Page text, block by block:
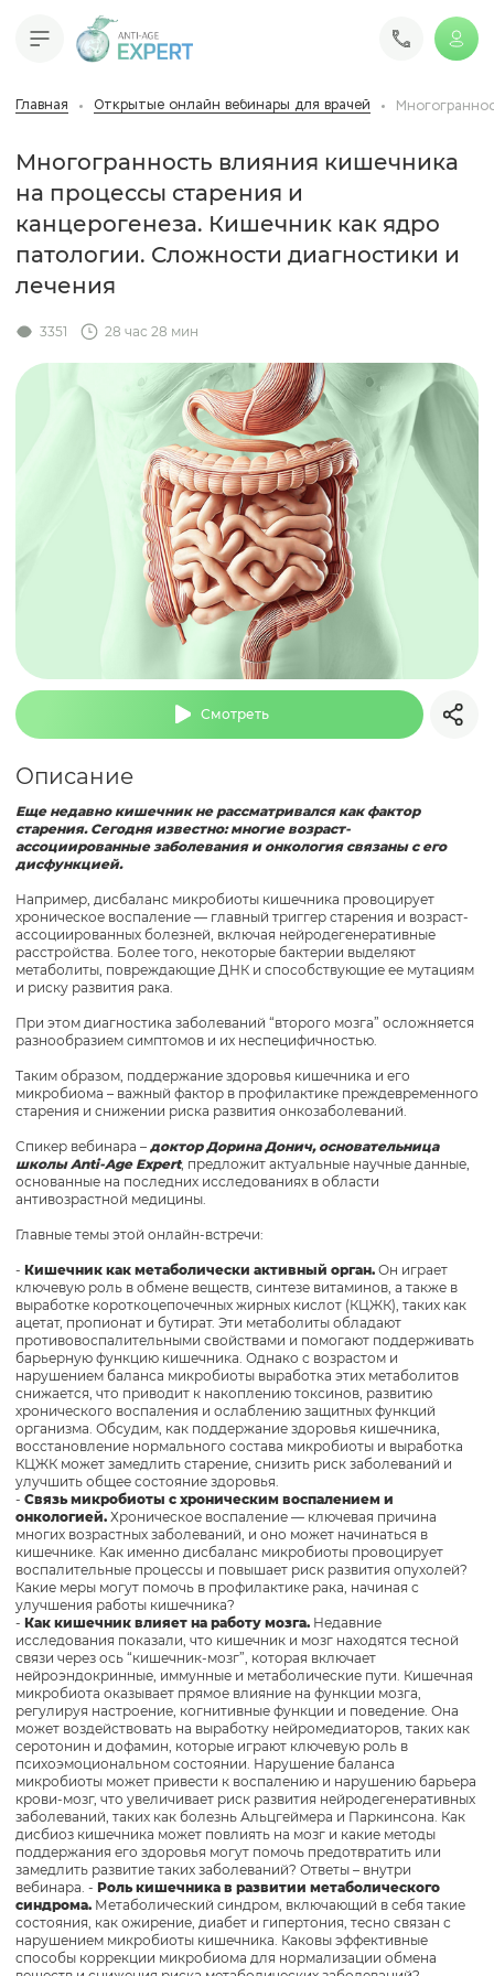
Главная Открытые онлайн вебинары для врачей
Многогранность влияния кишечника
на процессы старения и
канцерогенеза. Кишечник как ядро
патологии. Сложности диагностики и
лечения
3351 28 час 28 мин
Смотреть
Описание
Еще недавно кишечник не рассматривался как фактор
старения. Сегодня известно: многие возраст-
ассоциированные заболевания и онкология связаны с его
дисфункцией.
Например, дисбаланс микробиоты кишечника провоцирует
хроническое воспаление — главный триггер старения и возраст-
ассоциированных болезней, включая нейродегенеративные
расстройства. Более того, некоторые бактерии выделяют
метаболиты, повреждающие ДНК и способствующие ее мутациям
и риску развития рака.
При этом диагностика заболеваний “второго мозга” осложняется
разнообразием симптомов и их неспецифичностью.
Таким образом, поддержание здоровья кишечника и его
микробиома – важный фактор в профилактике преждевременного
старения и снижении риска развития онкозаболеваний.
Спикер вебинара – доктор Дорина Донич, основательница
школы Anti-Age Expert, предложит актуальные научные данные,
основанные на последних исследованиях в области
антивозрастной медицины.
Главные темы этой онлайн-встречи:
- Кишечник как метаболически активный орган. Он играет
ключевую роль в обмене веществ, синтезе витаминов, а также в
выработке короткоцепочечных жирных кислот (КЦЖК), таких как
ацетат, пропионат и бутират. Эти метаболиты обладают
противовоспалительными свойствами и помогают поддерживать
барьерную функцию кишечника. Однако с возрастом и
нарушением баланса микробиоты выработка этих метаболитов
снижается, что приводит к накоплению токсинов, развитию
хронического воспаления и ослаблению защитных функций
организма. Обсудим, как поддержание здоровья кишечника,
восстановление нормального состава микробиоты и выработка
КЦЖК может замедлить старение, снизить риск заболеваний и
улучшить общее состояние здоровья.
- Связь микробиоты с хроническим воспалением и
онкологией. Хроническое воспаление — ключевая причина
многих возрастных заболеваний, и оно может начинаться в
кишечнике. Как именно дисбаланс микробиоты провоцирует
воспалительные процессы и повышает риск развития опухолей?
Какие меры могут помочь в профилактике рака, начиная с
улучшения работы кишечника?
- Как кишечник влияет на работу мозга. Недавние
исследования показали, что кишечник и мозг находятся тесной
связи через ось “кишечник-мозг”, которая включает
нейроэндокринные, иммунные и метаболические пути. Кишечная
микробиота оказывает прямое влияние на функции мозга,
регулируя настроение, когнитивные функции и поведение. Она
может воздействовать на выработку нейромедиаторов, таких как
серотонин и дофамин, которые играют ключевую роль в
психоэмоциональном состоянии. Нарушение баланса
микробиоты может привести к воспалению и нарушению барьера
крови-мозг, что увеличивает риск развития нейродегенеративных
заболеваний, таких как болезнь Альцгеймера и Паркинсона. Как
дисбиоз кишечника может повлиять на мозг и какие методы
поддержания его здоровья могут помочь предотвратить или
замедлить развитие таких заболеваний? Ответы – внутри
вебинара. - Роль кишечника в развитии метаболического
синдрома. Метаболический синдром, включающий в себя такие
состояния, как ожирение, диабет и гипертония, тесно связан с
нарушением микробиоты кишечника. Каковы эффективные
способы коррекции микробиома для нормализации обмена